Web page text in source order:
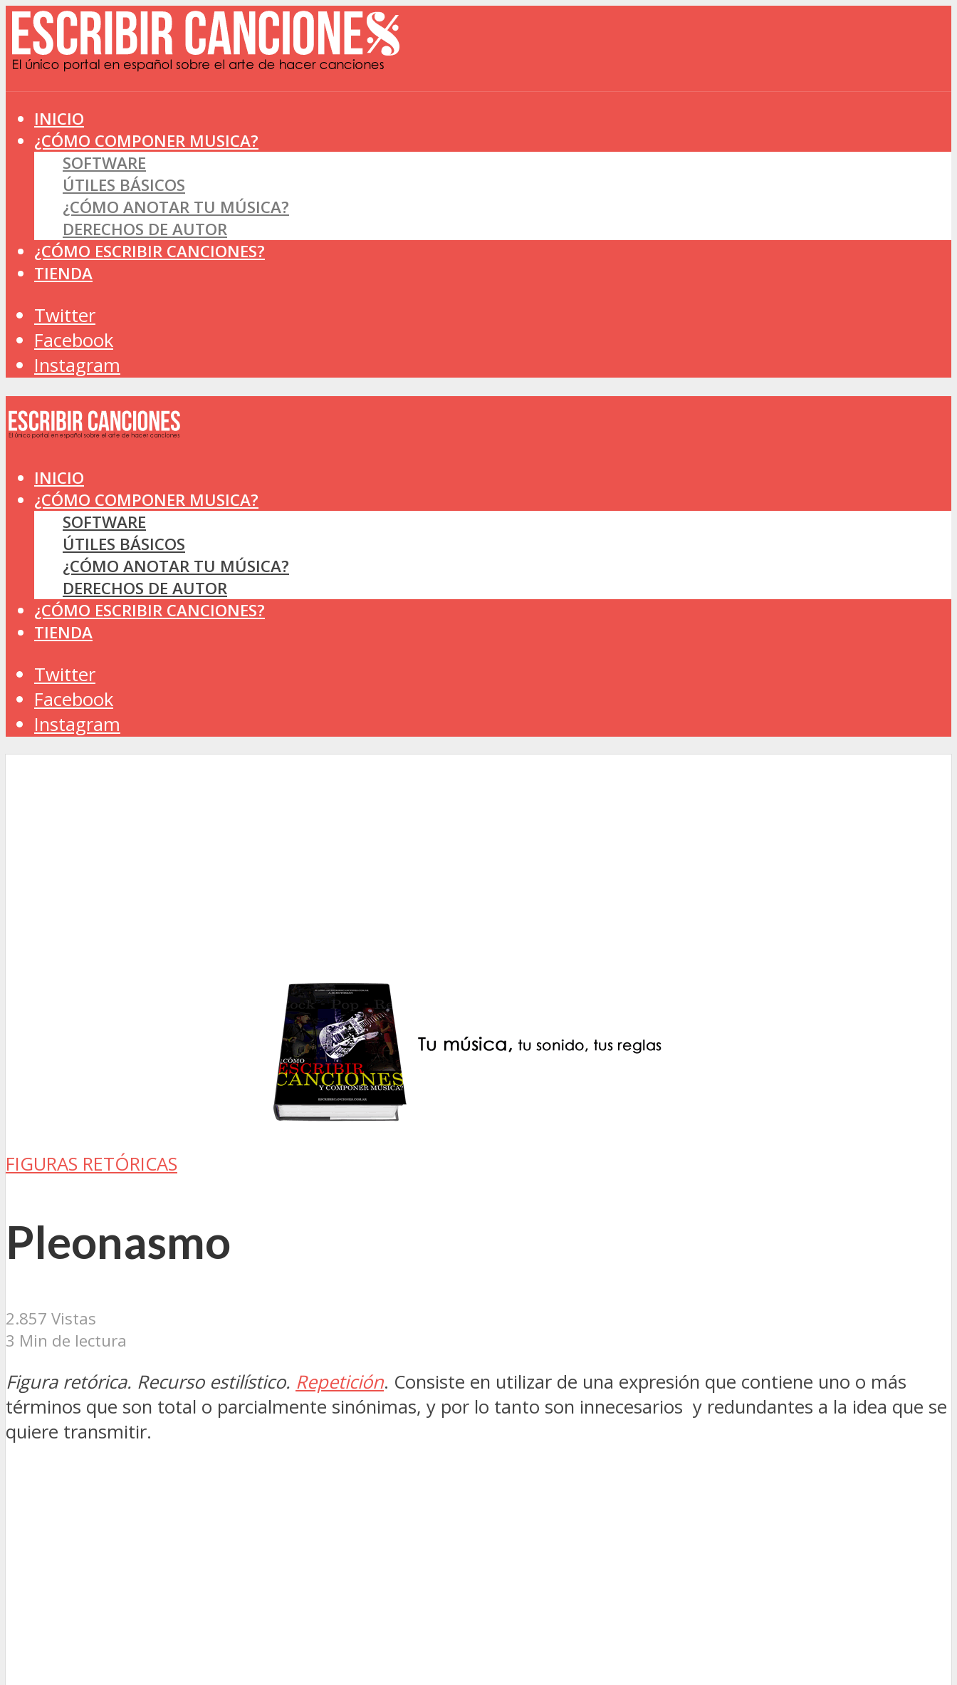
INICIO
¿CÓMO COMPONER MUSICA?
SOFTWARE
ÚTILES BÁSICOS
¿CÓMO ANOTAR TU MÚSICA?
DERECHOS DE AUTOR
¿CÓMO ESCRIBIR CANCIONES?
TIENDA
Twitter
Facebook
Instagram
INICIO
¿CÓMO COMPONER MUSICA?
SOFTWARE
ÚTILES BÁSICOS
¿CÓMO ANOTAR TU MÚSICA?
DERECHOS DE AUTOR
¿CÓMO ESCRIBIR CANCIONES?
TIENDA
Twitter
Facebook
Instagram
FIGURAS RETÓRICAS
Pleonasmo
2.857 Vistas
3 Min de lectura
Figura retórica. Recurso estilístico. Repetición. Consiste en utilizar de una expresión que contiene uno o más
términos que son total o parcialmente sinónimas, y por lo tanto son innecesarios y redundantes a la idea que se
quiere transmitir.